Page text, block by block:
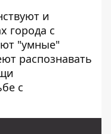
и
города с
"умные"
распознавать
с